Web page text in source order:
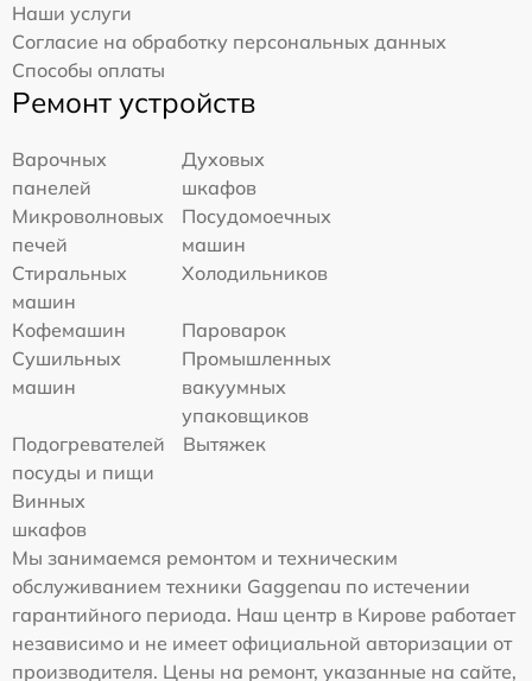
Наши услуги
Согласие на обработку персональных данных
Способы оплаты
Ремонт устройств
Варочных
панелей
Духовых
шкафов
Микроволновых
печей
Посудомоечных
машин
Стиральных
машин
Холодильников
Кофемашин
Пароварок
Сушильных
машин
Промышленных
вакуумных
упаковщиков
Подогревателей
посуды и пищи
Вытяжек
Винных
шкафов
Мы занимаемся ремонтом и техническим
обслуживанием техники Gaggenau по истечении
гарантийного периода. Наш центр в Кирове работает
независимо и не имеет официальной авторизации от
производителя. Цены на ремонт, указанные на сайте,